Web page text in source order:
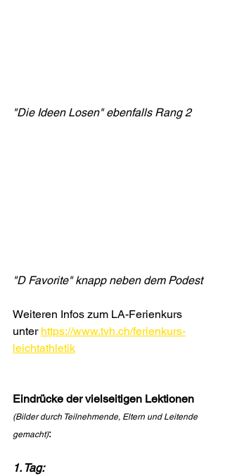
"Die Ideen Losen" ebenfalls Rang 2
"D Favorite" knapp neben dem Podest
Weiteren Infos zum LA-Ferienkurs
unter https://www.tvh.ch/ferienkurs-
leichtathletik
Eindrücke der vielseitigen Lektionen
(Bilder durch Teilnehmende, Eltern und Leitende
gemacht):
1. Tag: